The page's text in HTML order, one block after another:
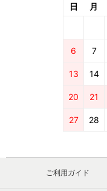
日 月
6 7
13 14
20 21
27 28
ご利用ガイド